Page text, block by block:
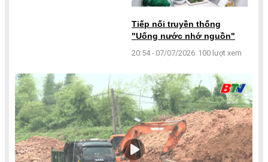
Tiếp nối truyền thống
"Uống nước nhớ nguồn"
20:54 - 07/07/2026 100 lượt xem